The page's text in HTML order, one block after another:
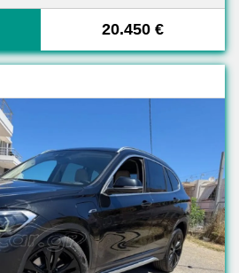
20.450 €